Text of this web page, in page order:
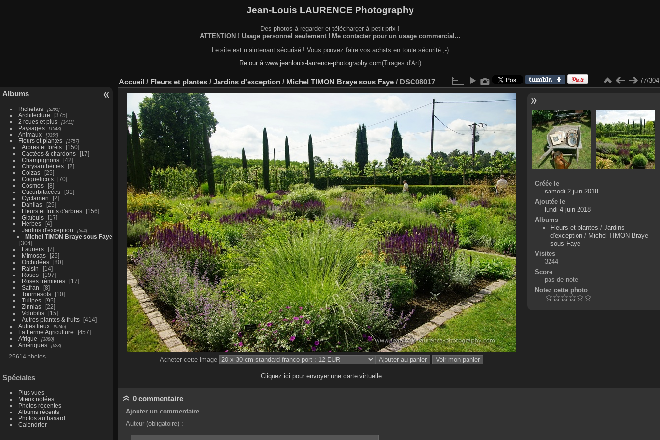
Jean-Louis LAURENCE Photography
Des photos à regarder et télécharger à petit prix !
ATTENTION ! Usage personnel seulement ! Me contacter pour un usage commercial...
Le site est maintenant sécurisé ! Vous pouvez faire vos achats en toute sécurité ;-)
Retour à www.jeanlouis-laurence-photography.com(Tirages d'Art)
Albums
Richelais 3201
Architecture
375
2 roues et plus
3411
Paysages 1543
Animaux 3354
Fleurs et plantes 1757
Arbres et forêts
150
Cactées & chardons
17
Champignons
42
Chrysanthèmes
2
Colzas
25
Coquelicots
70
Cosmos
8
Cucurbitacées
31
Cyclamen
2
Dahlias
25
Fleurs et fruits d'arbres
156
Glaïeuls
17
Herbes
4
Jardins d'exception
304
Michel TIMON Braye sous Faye
304
Lauriers
7
Mimosas
25
Orchidées
80
Raisin
14
Roses
197
Roses trémières
17
Safran
8
Tournesols
10
Tulipes
95
Zinnias
22
Volubilis
15
Autres plantes & fruits
414
Autres lieux
9246
La Ferme Agriculture
457
Afrique
3880
Amériques 623
25614 photos
Spéciales
Plus vues
Mieux notées
Photos récentes
Albums récents
Photos au hasard
Calendrier
Accueil / Fleurs et plantes / Jardins d'exception / Michel TIMON Braye sous Faye / DSC08017 77/304
Acheter cette image
Cliquez ici pour envoyer une carte virtuelle
Créée le
samedi 2 juin 2018
Ajoutée le
lundi 4 juin 2018
Albums
Fleurs et plantes /Jardins
d'exception / Michel TIMON Braye
sous Faye
Visites
3244
Score
pas de note
Notez cette photo
0 commentaire
Ajouter un commentaire
Auteur (obligatoire) :